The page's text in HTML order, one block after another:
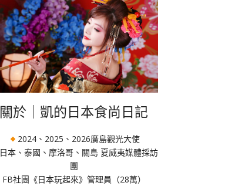
關於｜凱的日本食尚日記
2024、2025、2026廣島觀光大使
日本、泰國、摩洛哥、關島 夏威夷媒體採訪
團
FB社團《日本玩起來》管理員（28萬）